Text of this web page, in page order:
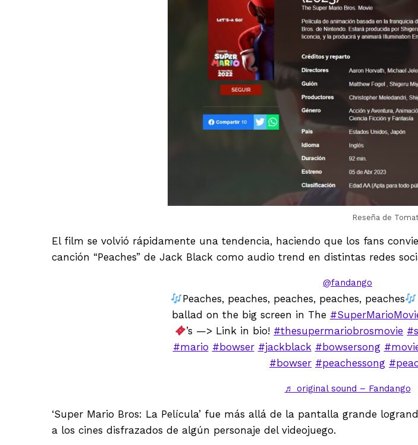
Reseña de
El film se volvió rápidamente una tendencia, haciendo que los fans
canción “Peaches” de Jack Black como audio trend en distintas redes
@fandango
Peaches, peaches, peaches, peaches, peaches
ballad on the big screen in The
’s —> Link in bio! #thesupermariobrosmovie
#mario #bowser #jackblack #bowsersong
#bowser #peachessong
♬ original sound – Fandango
‘Super Mario Bros: La Película’ fue más allá de la pantalla grande
a los cines disfrazados de algún personaje del videojuego.